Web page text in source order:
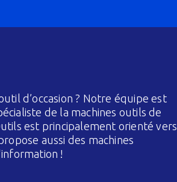
d’occasion ? Notre équipe est
de la machines outils de
est principalement orienté vers
aussi des machines
!